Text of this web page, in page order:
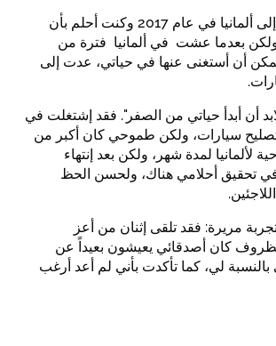
إسمي زانكو، وُلِدتُ في أربيل عام 1986، وسافرت إلى ألمانيا في عام 2017 وكنت أحلم بأن
ولكن بعدما عشت في ألمانيا فترة من
يمكن أن أستغنى عنها في حياتي، عدت إلى
أن أبدأ حياتي من الصفر". فقد إشتغلت في
سيارات، ولكن طموحي كان أكبر من
سياحية لألمانيا لمدة شهر، ولكن بعد إنتهاء
في تحقيق أحلامي هناك، ولحسن الحظ
مريرة: فقد تلقى إثنان من أعز
كان أصدقائي يعيشون بعيداً عن
لي، كما تأكدت بأني لم أعد أرغب